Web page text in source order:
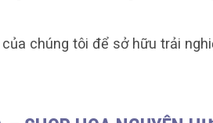
chúng tôi để sở hữu trải